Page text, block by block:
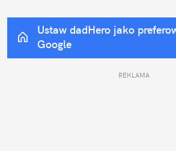
Ustaw dadHero jako
Google
REKLAMA